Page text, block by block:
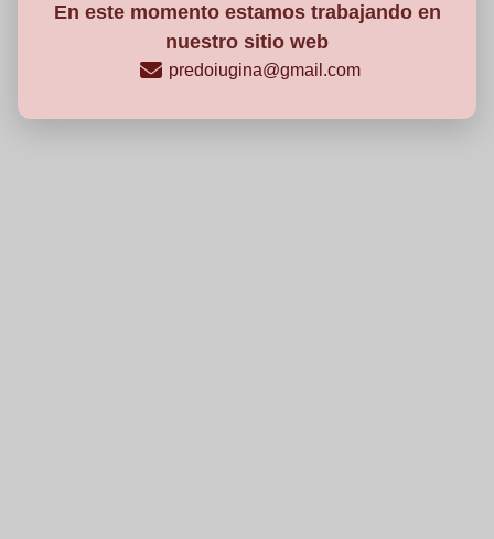
En este momento estamos trabajando en
nuestro sitio web
predoiugina@gmail.com